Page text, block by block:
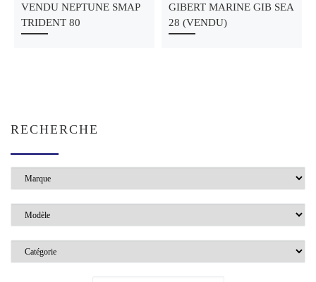
VENDU NEPTUNE SMAP
TRIDENT 80
GIBERT MARINE GIB SEA
28 (VENDU)
RECHERCHE